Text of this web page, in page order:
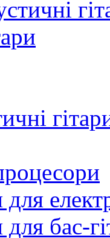
бас-